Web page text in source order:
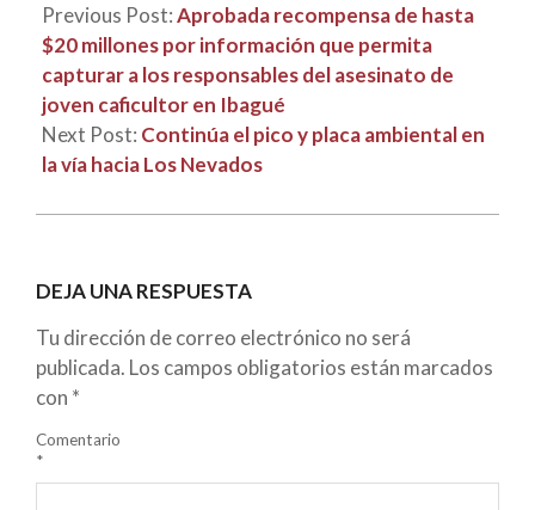
Previous Post:Aprobada recompensa de hasta
$20 millones por información que permita
capturar a los responsables del asesinato de
joven caficultor en Ibagué
Next Post: Continúa el pico y placa ambiental en
la vía hacia Los Nevados
DEJA UNA RESPUESTA
Tu dirección de correo electrónico no será
publicada. Los campos obligatorios están marcados
con *
Comentario
*